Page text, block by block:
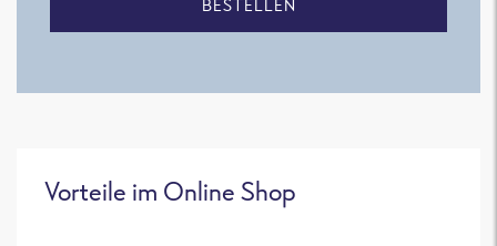
BESTELLEN
Vorteile im Online Shop